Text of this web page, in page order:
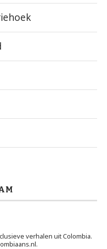
verhalen uit Colombia.